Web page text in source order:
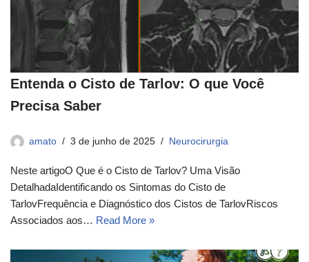
Entenda o Cisto de Tarlov: O que Você
Precisa Saber
amato 3 de junho de 2025 Neurocirurgia
Neste artigoO Que é o Cisto de Tarlov? Uma Visão
DetalhadaIdentificando os Sintomas do Cisto de
TarlovFrequência e Diagnóstico dos Cistos de TarlovRiscos
Associados aos… Read More »